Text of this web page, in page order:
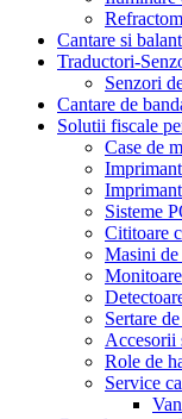
Cantare si
Traductori-
Senzori
Cantare de
Solutii fiscale
Case de
Sisteme
Cititoare
Masini de
Sertare
Accesorii
Role de
Service